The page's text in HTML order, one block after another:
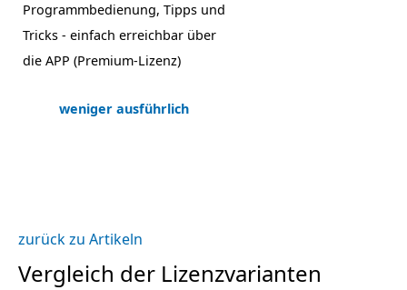
Programmbedienung, Tipps und
Tricks - einfach erreichbar über
die APP (Premium-Lizenz)
weniger ausführlich
zurück zu Artikeln
Vergleich der Lizenzvarianten